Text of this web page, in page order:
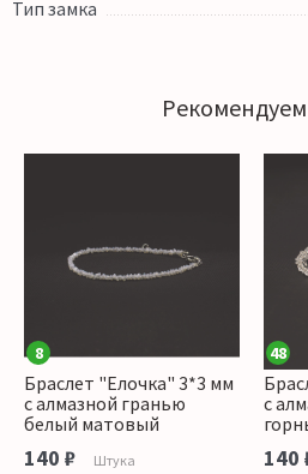
Тип замка
8
Браслет "Елочка" 3*3 мм
с алмазной гранью
белый матовый
140 ₽ Штука
48
с
140